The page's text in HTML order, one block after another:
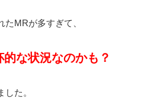
MRが多すぎて、
な状況なのかも？
た。